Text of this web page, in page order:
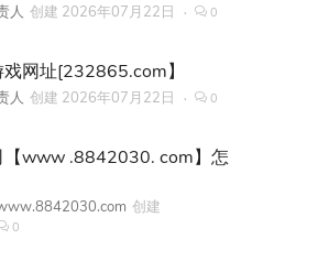
人 创建 2026年07月22日 0
网址[232865.com】
人 创建 2026年07月22日 0
【www .8842030. com】怎
创建
0